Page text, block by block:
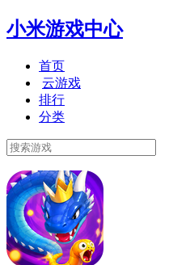
小米游戏中心
首页
云游戏
排行
分类